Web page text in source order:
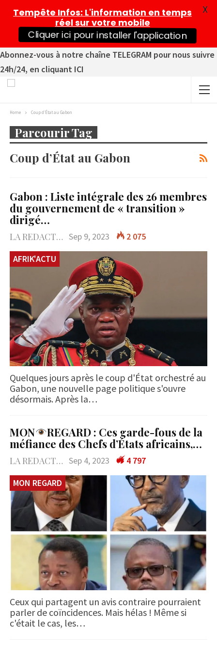
Abonnez-vous à notre chaîne TELEGRAM pour nous suivre
24h/24, en cliquant ICI
Home Coup d’État au Gabon
Parcourir Tag
Coup d’État au Gabon
Gabon : Liste intégrale des 26 membres
du gouvernement de « transition »
dirigé…
LA REDACTION Sep 9, 2023
2 075
AFRIK'ACTU
Quelques jours après le coup d'État orchestré au
Gabon, une nouvelle page politique s'ouvre
désormais. Après la…
MON
REGARD : Ces garde-fous de la
méfiance des Chefs d’États africains,…
LA REDACTION Sep 4, 2023
4 797
MON REGARD
Ceux qui partagent un avis contraire pourraient
parler de coïncidences. Mais hélas ! Même si
c'était le cas, les…
Tempête Infos: L'information en temps
réel sur votre mobile
Cliquer ici pour installer l'application
X